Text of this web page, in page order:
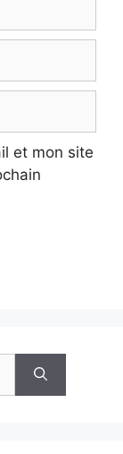
et mon site